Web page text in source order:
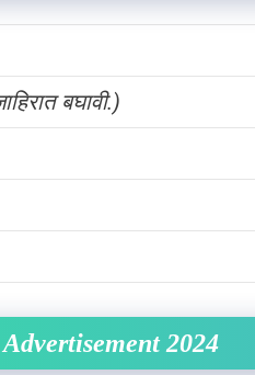
बघावी.)
2024